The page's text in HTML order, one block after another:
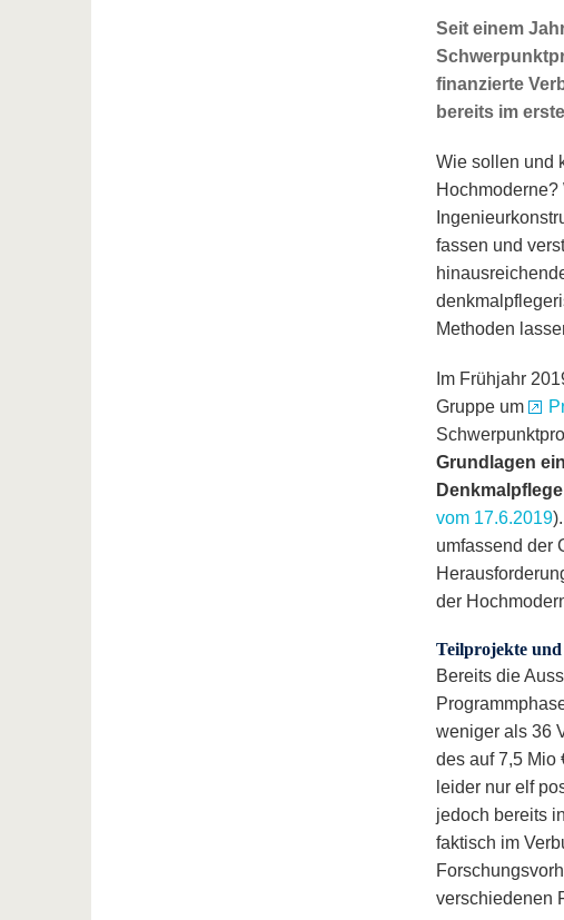
Seit einem
finanzierte
bereits im
Wie sollen und
fassen und
Methoden
Im Frühjahr
Gruppe um
Grundlagen
vom 17.6.2019
umfassend der
der
Teilprojekte
Bereits die
weniger als 36
des auf 7,5 Mio
leider nur elf
jedoch bereits
faktisch im
verschiedenen